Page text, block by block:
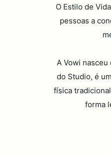
O Estilo de
pessoas a
A Vowi nasceu
do Studio, é
física
forma